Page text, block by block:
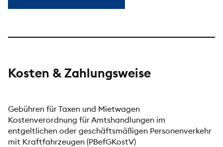
Kosten & Zahlungsweise
Gebühren für Taxen und Mietwagen
Kostenverordnung für Amtshandlungen im
entgeltlichen oder geschäftsmäßigen Personenverkehr
mit Kraftfahrzeugen (PBefGKostV)